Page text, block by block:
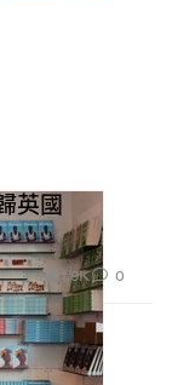
單。她在這個
味與內行知
著、透過全
彼此的下一
得如何思考本身
文化貨幣，
英國
1.9K 0